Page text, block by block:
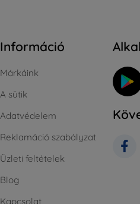
Információ
Márkáink
A sütik
Adatvédelem
Reklamáció szabályzat
Üzleti feltételek
Blog
Kapcsolat